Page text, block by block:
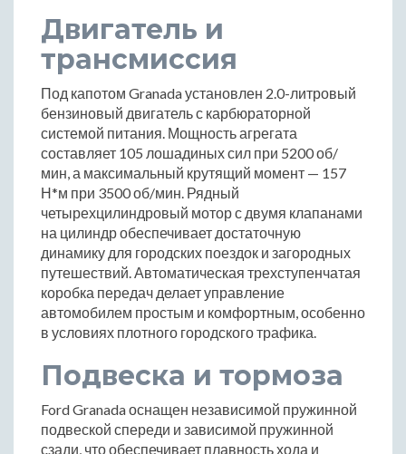
Двигатель и
трансмиссия
Под капотом Granada установлен 2.0-литровый
бензиновый двигатель с карбюраторной
системой питания. Мощность агрегата
составляет 105 лошадиных сил при 5200 об/
мин, а максимальный крутящий момент — 157
Н*м при 3500 об/мин. Рядный
четырехцилиндровый мотор с двумя клапанами
на цилиндр обеспечивает достаточную
динамику для городских поездок и загородных
путешествий. Автоматическая трехступенчатая
коробка передач делает управление
автомобилем простым и комфортным, особенно
в условиях плотного городского трафика.
Подвеска и тормоза
Ford Granada оснащен независимой пружинной
подвеской спереди и зависимой пружинной
сзади, что обеспечивает плавность хода и